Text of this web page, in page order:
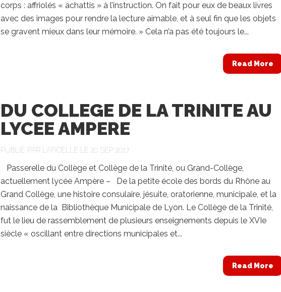
corps : affriolés « achattis » à l’instruction. On fait pour eux de beaux livres
avec des images pour rendre la lecture aimable, et à seul fin que les objets
se gravent mieux dans leur mémoire. » Cela n’a pas été toujours le...
Read More
DU COLLEGE DE LA TRINITE AU
LYCEE AMPERE
PUBLIÉ PAR LAFICELLE LE 20 SEP 2017
Passerelle du Collège et Collège de la Trinité, ou Grand-Collège,
actuellement lycée Ampère – De la petite école des bords du Rhône au
Grand Collège, une histoire consulaire, jésuite, oratorienne, municipale, et la
naissance de la Bibliothèque Municipale de Lyon. Le Collège de la Trinité,
fut le lieu de rassemblement de plusieurs enseignements depuis le XVIe
siècle « oscillant entre directions municipales et...
Read More